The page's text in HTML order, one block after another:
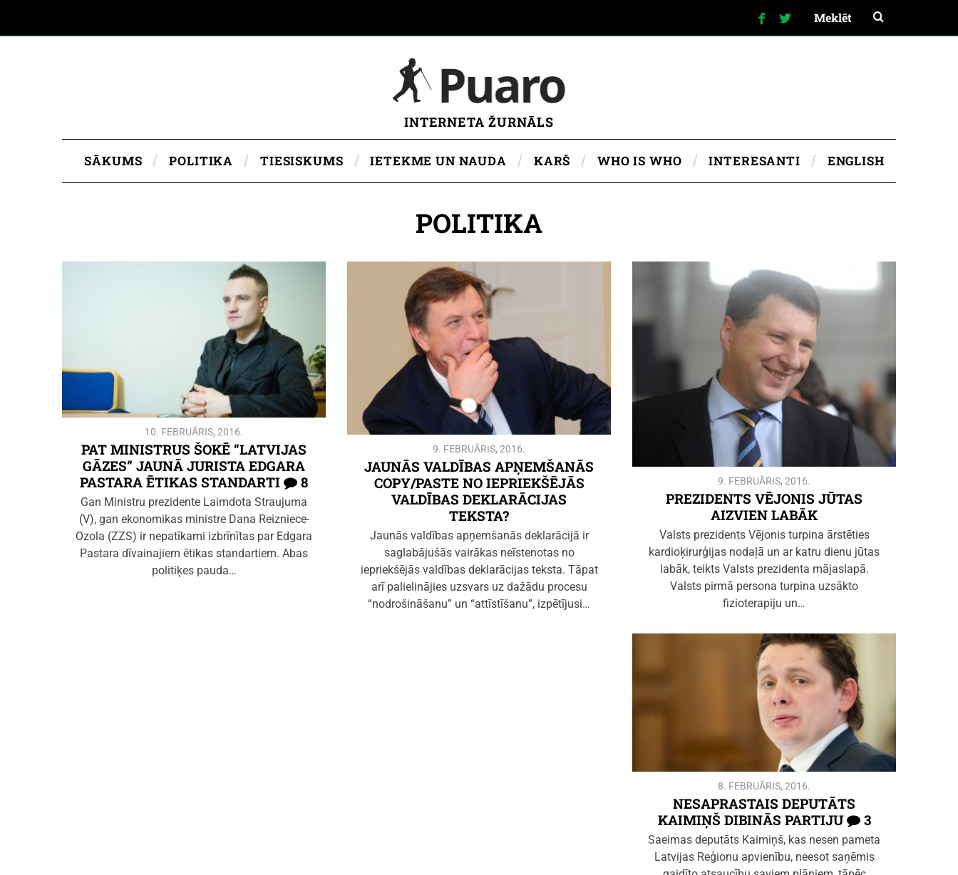
INTERNETA ŽURNĀLS
SĀKUMS POLITIKA TIESISKUMS IETEKME UN NAUDA KARŠ WHO IS WHO INTERESANTI ENGLISH
POLITIKA
10. FEBRUĀRIS, 2016.
PAT MINISTRUS ŠOKĒ “LATVIJAS
GĀZES” JAUNĀ JURISTA EDGARA
PASTARA ĒTIKAS STANDARTI
8
Gan Ministru prezidente Laimdota Straujuma
(V), gan ekonomikas ministre Dana Reizniece-
Ozola (ZZS) ir nepatīkami izbrīnītas par Edgara
Pastara dīvainajiem ētikas standartiem. Abas
politiķes pauda…
9. FEBRUĀRIS, 2016.
JAUNĀS VALDĪBAS APŅEMŠANĀS
COPY/PASTE NO IEPRIEKŠĒJĀS
VALDĪBAS DEKLARĀCIJAS
TEKSTA?
Jaunās valdības apņemšanās deklarācijā ir
saglabājušās vairākas neīstenotas no
iepriekšējās valdības deklarācijas teksta. Tāpat
arī palielinājies uzsvars uz dažādu procesu
“nodrošināšanu” un “attīstīšanu”, izpētījusi…
9. FEBRUĀRIS, 2016.
PREZIDENTS VĒJONIS JŪTAS
AIZVIEN LABĀK
Valsts prezidents Vējonis turpina ārstēties
kardioķirurģijas nodaļā un ar katru dienu jūtas
labāk, teikts Valsts prezidenta mājaslapā.
Valsts pirmā persona turpina uzsākto
fizioterapiju un…
8. FEBRUĀRIS, 2016.
NESAPRASTAIS DEPUTĀTS
KAIMIŅŠ DIBINĀS PARTIJU
3
Saeimas deputāts Kaimiņš, kas nesen pameta
Latvijas Reģionu apvienību, neesot saņēmis